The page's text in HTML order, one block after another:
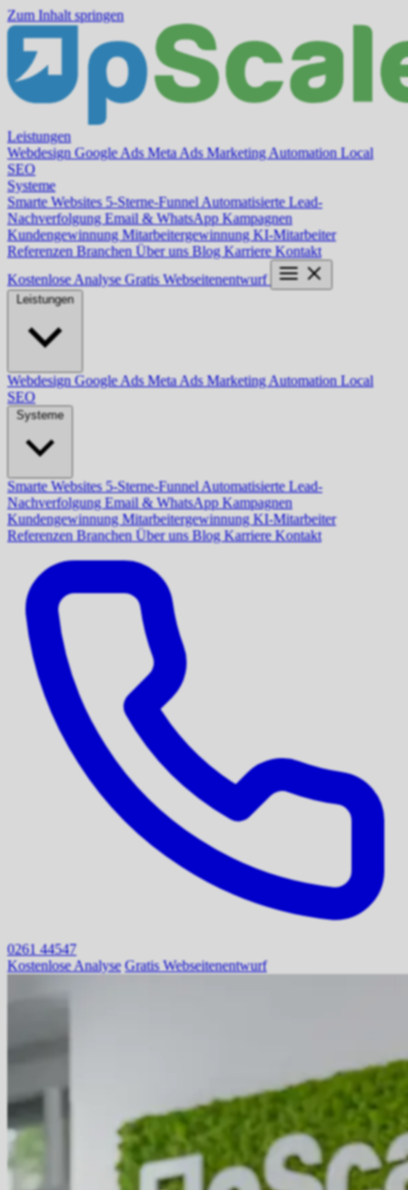
Zum Inhalt springen
Leistungen
WebdesignGoogle Ads Meta Ads Marketing Automation Local
SEO
Systeme
Smarte Websites5-Sterne-FunnelAutomatisierte Lead-
Nachverfolgung Email & WhatsApp Kampagnen
Kundengewinnung Mitarbeitergewinnung KI-Mitarbeiter
Referenzen Branchen Über uns Blog Karriere Kontakt
Kostenlose AnalyseGratis Webseitenentwurf
Leistungen
WebdesignGoogle Ads Meta Ads Marketing Automation Local
SEO
Systeme
Smarte Websites5-Sterne-FunnelAutomatisierte Lead-
Nachverfolgung Email & WhatsApp Kampagnen
Kundengewinnung Mitarbeitergewinnung KI-Mitarbeiter
Referenzen Branchen Über uns Blog Karriere Kontakt
0261 44547
Kostenlose Analyse Gratis Webseitenentwurf